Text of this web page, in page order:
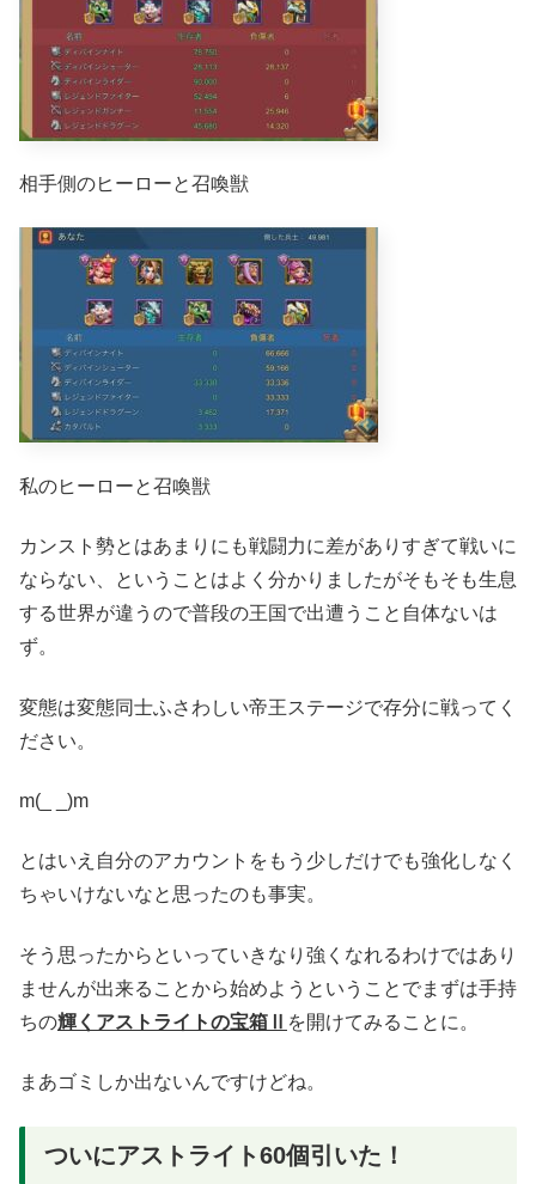
相手側のヒーローと召喚獣
私のヒーローと召喚獣
カンスト勢とはあまりにも戦闘力に差がありすぎて戦いに
ならない、ということはよく分かりましたがそもそも生息
する世界が違うので普段の王国で出遭うこと自体ないは
ず。
変態は変態同士ふさわしい帝王ステージで存分に戦ってく
ださい。
m(_ _)m
とはいえ自分のアカウントをもう少しだけでも強化しなく
ちゃいけないなと思ったのも事実。
そう思ったからといっていきなり強くなれるわけではあり
ませんが出来ることから始めようということでまずは手持
ちの輝くアストライトの宝箱Ⅱ を開けてみることに。
まあゴミしか出ないんですけどね。
ついにアストライト60個引いた！